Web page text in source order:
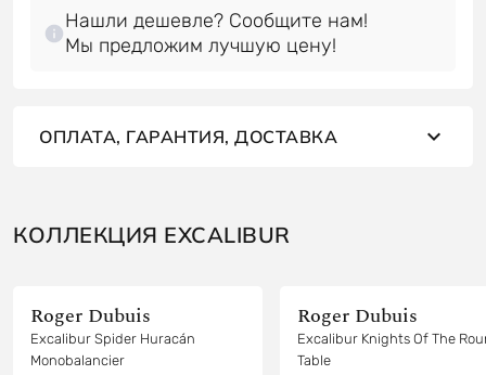
Нашли дешевле? Сообщите нам!
Мы предложим лучшую цену!
ОПЛАТА, ГАРАНТИЯ, ДОСТАВКА
КОЛЛЕКЦИЯ EXCALIBUR
Roger Dubuis
Excalibur Spider Huracán
Monobalancier
Roger Dubuis
Excalibur Knights Of The Round
Table